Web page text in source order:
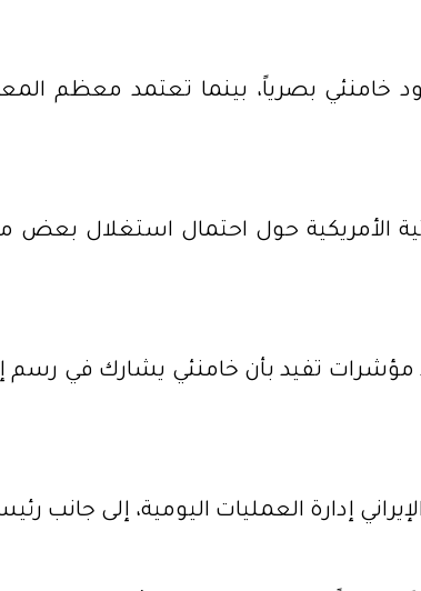
خامنئي بصرياً، بينما تعتمد معظم
الأمريكية حول احتمال استغلال بعض
تفيد بأن خامنئي يشارك في رسم
إدارة العمليات اليومية، إلى جانب